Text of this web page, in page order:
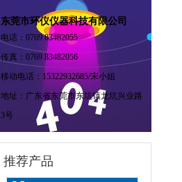
东莞市环仪仪器科技有限公司
电话：0769 83482055
传真：0769 83482056
移动电话：15322932685/宋小姐
地址：广东省东莞市东坑镇龙坑兴业路
3号
推荐产品